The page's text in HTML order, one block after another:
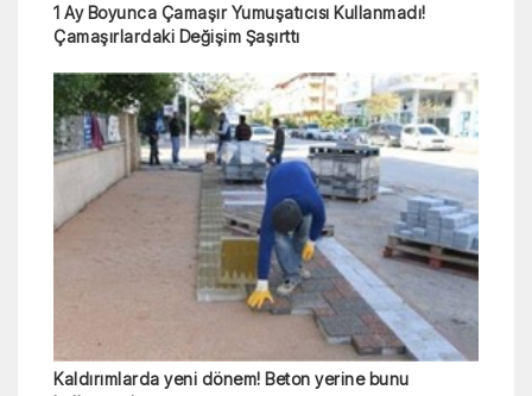
1 Ay Boyunca Çamaşır Yumuşatıcısı Kullanmadı!
Çamaşırlardaki Değişim Şaşırttı
Kaldırımlarda yeni dönem! Beton yerine bunu